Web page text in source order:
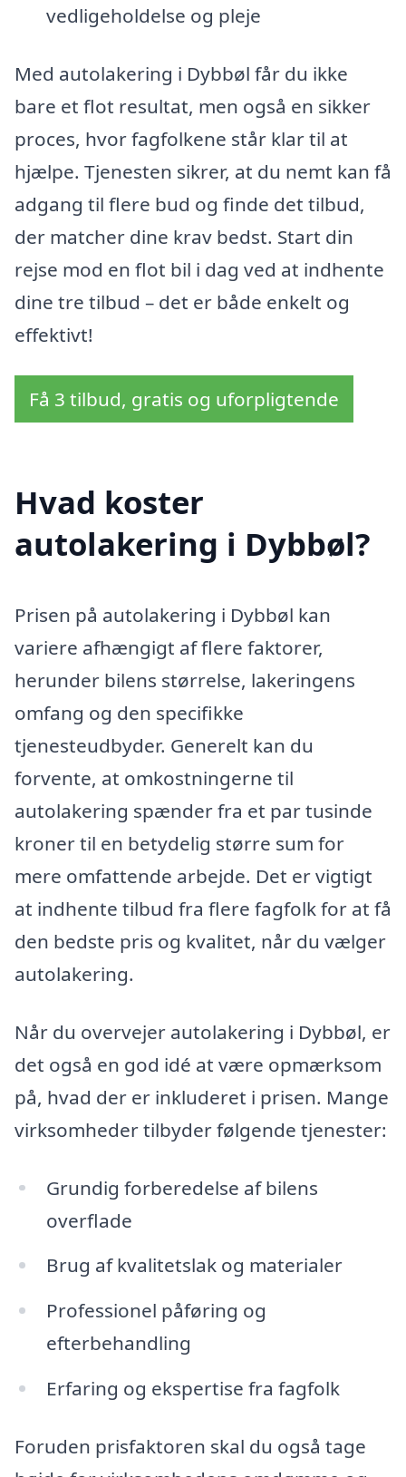
vedligeholdelse og pleje
Med autolakering i Dybbøl får du ikke
bare et flot resultat, men også en sikker
proces, hvor fagfolkene står klar til at
hjælpe. Tjenesten sikrer, at du nemt kan få
adgang til flere bud og finde det tilbud,
der matcher dine krav bedst. Start din
rejse mod en flot bil i dag ved at indhente
dine tre tilbud – det er både enkelt og
effektivt!
Få 3 tilbud, gratis og uforpligtende
Hvad koster
autolakering i Dybbøl?
Prisen på autolakering i Dybbøl kan
variere afhængigt af flere faktorer,
herunder bilens størrelse, lakeringens
omfang og den specifikke
tjenesteudbyder. Generelt kan du
forvente, at omkostningerne til
autolakering spænder fra et par tusinde
kroner til en betydelig større sum for
mere omfattende arbejde. Det er vigtigt
at indhente tilbud fra flere fagfolk for at få
den bedste pris og kvalitet, når du vælger
autolakering.
Når du overvejer autolakering i Dybbøl, er
det også en god idé at være opmærksom
på, hvad der er inkluderet i prisen. Mange
virksomheder tilbyder følgende tjenester:
Grundig forberedelse af bilens
overflade
Brug af kvalitetslak og materialer
Professionel påføring og
efterbehandling
Erfaring og ekspertise fra fagfolk
Foruden prisfaktoren skal du også tage